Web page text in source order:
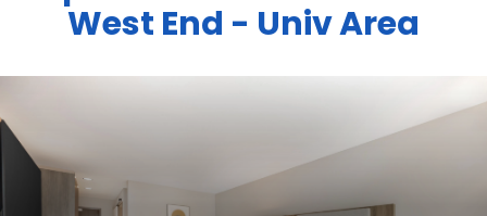
West End - Univ Area